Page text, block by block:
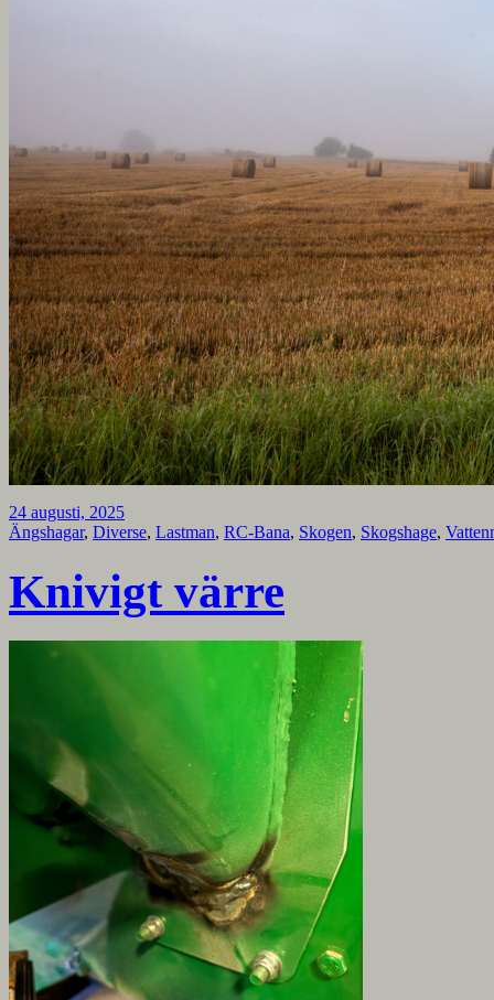
24 augusti, 2025
Ängshagar, Diverse, Lastman, RC-Bana, Skogen, Skogshage,
Knivigt värre